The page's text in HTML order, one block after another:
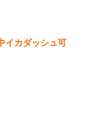
イカダッシュ可